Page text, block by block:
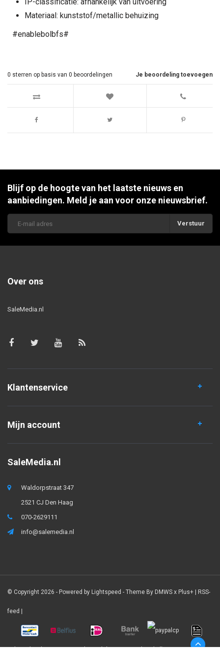
Materiaal: kunststof/metallic behuizing
#enablebolbfs#
Je beoordeling toevoegen
0 sterren op basis van 0 beoordelingen
Blijf op de hoogte van het laatste nieuws en
aanbiedingen. Meld je aan voor onze nieuwsbrief.
Verstuur
Over ons
SaleMedia.nl
Klantenservice
Mijn account
SaleMedia.nl
Waldorpstraat 347
2521 CJ Den Haag
070-2629111
info@salemedia.nl
© Copyright 2026 - Powered by Lightspeed - Theme By DMWS x Plus+ RSS-
feed